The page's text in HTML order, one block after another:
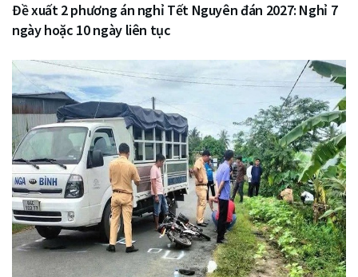
Đề xuất 2 phương án nghỉ Tết Nguyên đán 2027: Nghỉ 7
ngày hoặc 10 ngày liên tục